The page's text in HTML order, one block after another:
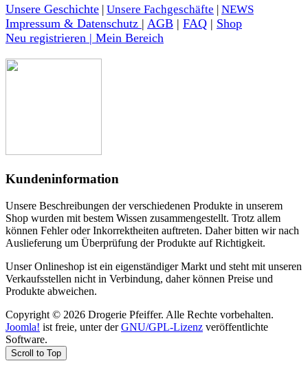
Unsere Geschichte Unsere Fachgeschäfte NEWS
Impressum & Datenschutz | AGB | FAQ | Shop
Neu registrieren | Mein Bereich
Kundeninformation
Unsere Beschreibungen der verschiedenen Produkte in unserem
Shop wurden mit bestem Wissen zusammengestellt. Trotz allem
können Fehler oder Inkorrektheiten auftreten. Daher bitten wir nach
Auslieferung um Überprüfung der Produkte auf Richtigkeit.
Unser Onlineshop ist ein eigenständiger Markt und steht mit unseren
Verkaufsstellen nicht in Verbindung, daher können Preise und
Produkte abweichen.
Copyright © 2026 Drogerie Pfeiffer. Alle Rechte vorbehalten.
Joomla! ist freie, unter derGNU/GPL-Lizenz veröffentlichte
Software.
Scroll to Top